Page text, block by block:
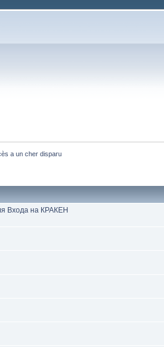
a un cher disparu
Входа на КРАКЕН